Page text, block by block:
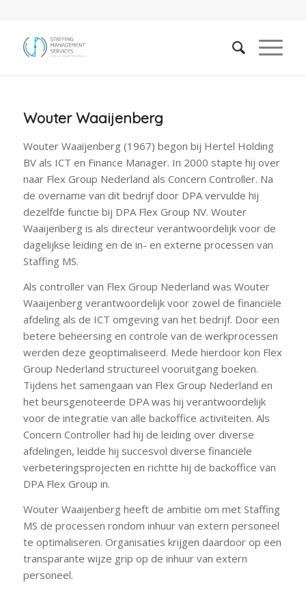
Wouter Waaijenberg
Wouter Waaijenberg (1967) begon bij Hertel Holding
BV als ICT en Finance Manager. In 2000 stapte hij over
naar Flex Group Nederland als Concern Controller. Na
de overname van dit bedrijf door DPA vervulde hij
dezelfde functie bij DPA Flex Group NV. Wouter
Waaijenberg is als directeur verantwoordelijk voor de
dagelijkse leiding en de in- en externe processen van
Staffing MS.
Als controller van Flex Group Nederland was Wouter
Waaijenberg verantwoordelijk voor zowel de financiële
afdeling als de ICT omgeving van het bedrijf. Door een
betere beheersing en controle van de werkprocessen
werden deze geoptimaliseerd. Mede hierdoor kon Flex
Group Nederland structureel vooruitgang boeken.
Tijdens het samengaan van Flex Group Nederland en
het beursgenoteerde DPA was hij verantwoordelijk
voor de integratie van alle backoffice activiteiten. Als
Concern Controller had hij de leiding over diverse
afdelingen, leidde hij succesvol diverse financiële
verbeteringsprojecten en richtte hij de backoffice van
DPA Flex Group in.
Wouter Waaijenberg heeft de ambitie om met Staffing
MS de processen rondom inhuur van extern personeel
te optimaliseren. Organisaties krijgen daardoor op een
transparante wijze grip op de inhuur van extern
personeel.